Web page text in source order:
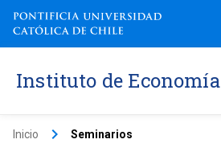
Instituto de Economía
Inicio keyboard_arrow_right Seminarios